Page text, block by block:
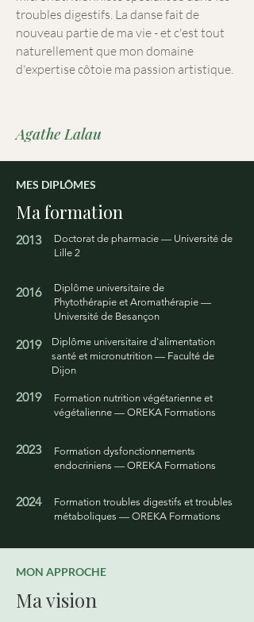
troubles digestifs. La danse fait de
nouveau partie de ma vie - et c'est tout
naturellement que mon domaine
d'expertise côtoie ma passion artistique.
Agathe Lalau
MES DIPLÔMES
Ma formation
2013
2016
2019
2019
2023
2024
Doctorat de pharmacie — Université de
Lille 2
Diplôme universitaire de
Phytothérapie et Aromathérapie —
Université de Besançon
Diplôme universitaire d'alimentation
santé et micronutrition — Faculté de
Dijon
Formation nutrition végétarienne et
végétalienne — OREKA Formations
Formation dysfonctionnements
endocriniens — OREKA Formations
Formation troubles digestifs et troubles
métaboliques — OREKA Formations
MON APPROCHE
Ma vision